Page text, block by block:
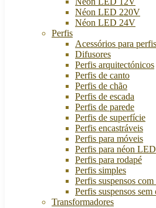
Néon LED 220V
Néon LED 24V
Perfis
Acessórios para perfis
Difusores
Perfis arquitectónicos
Perfis de canto
Perfis de chão
Perfis de escada
Perfis de parede
Perfis de superfície
Perfis encastráveis
Perfis para móveis
Perfis para néon LED
Perfis para rodapé
Perfis simples
Perfis suspensos
Perfis suspensos sem
Transformadores